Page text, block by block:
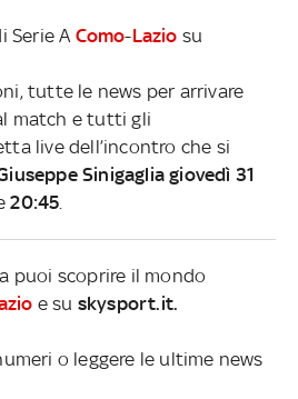
Serie A Como-Lazio su
tutte le news per arrivare
match e tutti gli
live dell’incontro che si
Sinigaglia giovedì 31
20:45
puoi scoprire il mondo
e su skysport.it.
o leggere le ultime news